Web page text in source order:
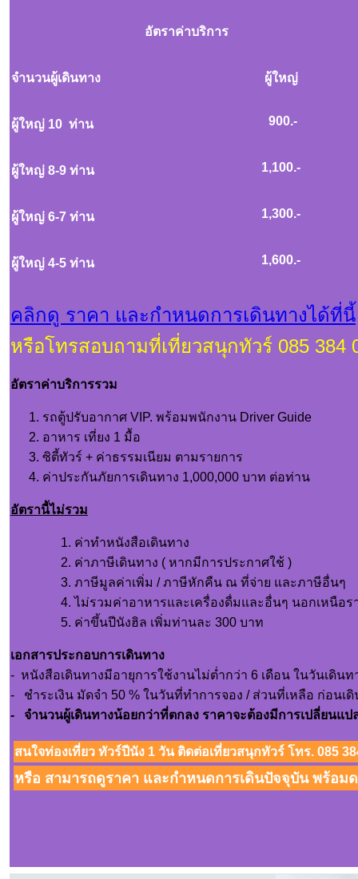
อัตราค่าบริการ
จำนวนผู้เดินทาง ผู้ใหญ่
ผู้ใหญ่ 10 ท่าน 900.-
ผู้ใหญ่ 8-9 ท่าน 1,100.-
ผู้ใหญ่ 6-7 ท่าน 1,300.-
ผู้ใหญ่ 4-5 ท่าน 1,600.-
คลิกดู ราคา และกำหนดการเดินทางได้ที่นี้
หรือโทรสอบถามที่เที่ยวสนุกทัวร์ 085 384
อัตราค่าบริการรวม
รถตู้ปรับอากาศ VIP. พร้อมพนักงาน Driver Guide
อาหาร เที่ยง 1 มื้อ
ซิตี้ทัวร์ + ค่าธรรมเนียม ตามรายการ
ค่าประกันภัยการเดินทาง 1,000,000 บาท ต่อท่าน
อัตรานี้ไม่รวม
ค่าทำหนังสือเดินทาง
ค่าภาษีเดินทาง ( หากมีการประกาศใช้ )
ภาษีมูลค่าเพิ่ม / ภาษีหักคืน ณ ที่จ่าย และภาษีอื่นๆ
ไม่รวมค่าอาหารและเครื่องดื่มและอื่นๆ นอกเหนือร
ค่าขึ้นปีนังฮิล เพิ่มท่านละ 300 บาท
เอกสารประกอบการเดินทาง
- หนังสือเดินทางมีอายุการใช้งานไม่ต่ำกว่า 6 เดือน ในวันเดิน
- ชำระเงิน มัดจำ 50 % ในวันที่ทำการจอง / ส่วนที่เหลือ ก่อนเ
- จำนวนผู้เดินทางน้อยกว่าที่ตกลง ราคาจะต้องมีการเปลี่ยนแ
สนใจท่องเที่ยว ทัวร์ปีนัง 1 วัน ติดต่อเที่ยวสนุกทัวร์ โทร. 085
หรือ สามารถดูราคา และกำหนดการเดินปัจจุบัน พร้อม